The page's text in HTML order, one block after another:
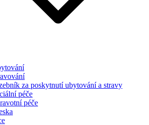
za poskytnutí ubytování a stravy
péče
péče